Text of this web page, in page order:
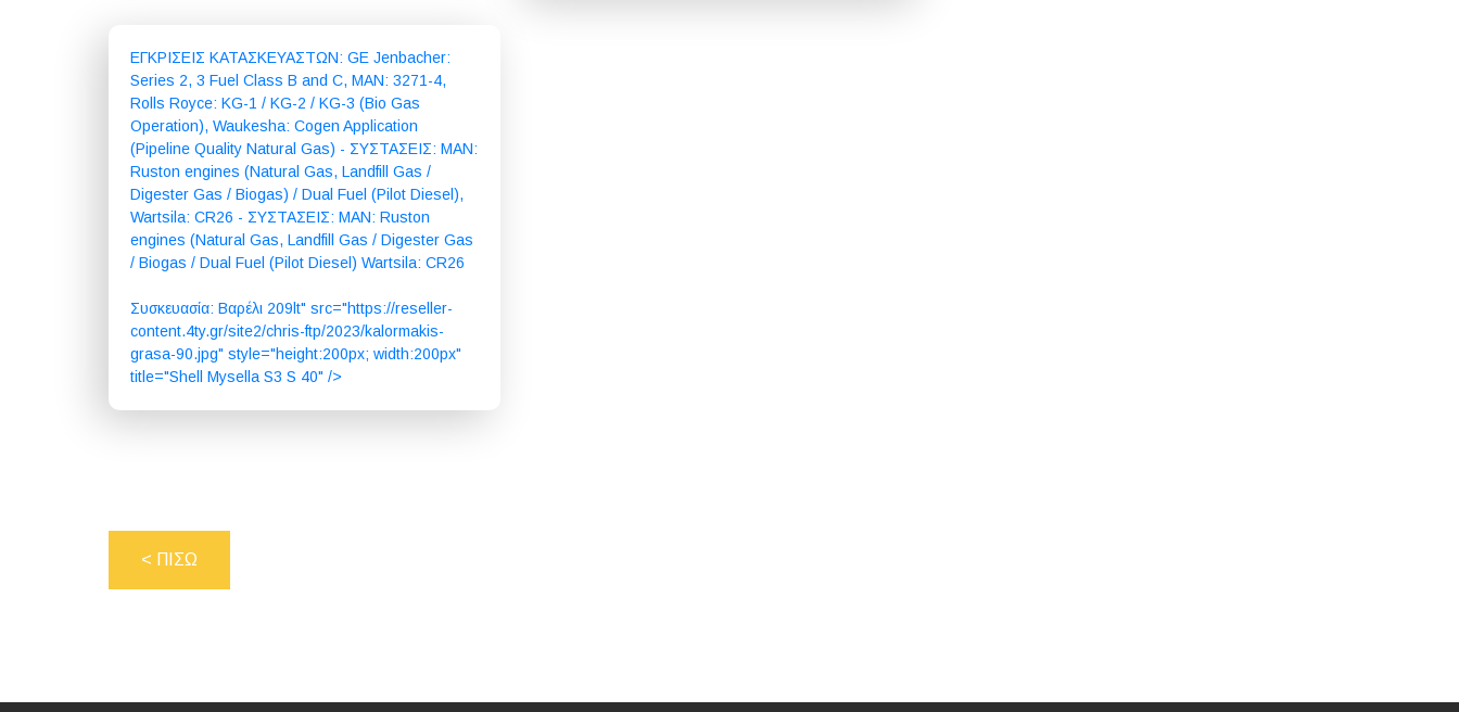
ΕΓΚΡΙΣΕΙΣ ΚΑΤΑΣΚΕΥΑΣΤΩΝ: GE Jenbacher:
Series 2, 3 Fuel Class B and C, MAN: 3271-4,
Rolls Royce: KG-1 / KG-2 / KG-3 (Bio Gas
Operation), Waukesha: Cogen Application
(Pipeline Quality Natural Gas) - ΣΥΣΤΑΣΕΙΣ: MAN:
Ruston engines (Natural Gas, Landfill Gas /
Digester Gas / Biogas) / Dual Fuel (Pilot Diesel),
Wartsila: CR26 - ΣΥΣΤΑΣΕΙΣ: MAN: Ruston
engines (Natural Gas, Landfill Gas / Digester Gas
/ Biogas / Dual Fuel (Pilot Diesel) Wartsila: CR26
Συσκευασία: Βαρέλι 209lt" src="https://reseller-
content.4ty.gr/site2/chris-ftp/2023/kalormakis-
grasa-90.jpg" style="height:200px; width:200px"
title="Shell Mysella S3 S 40" />
< ΠΙΣΩ